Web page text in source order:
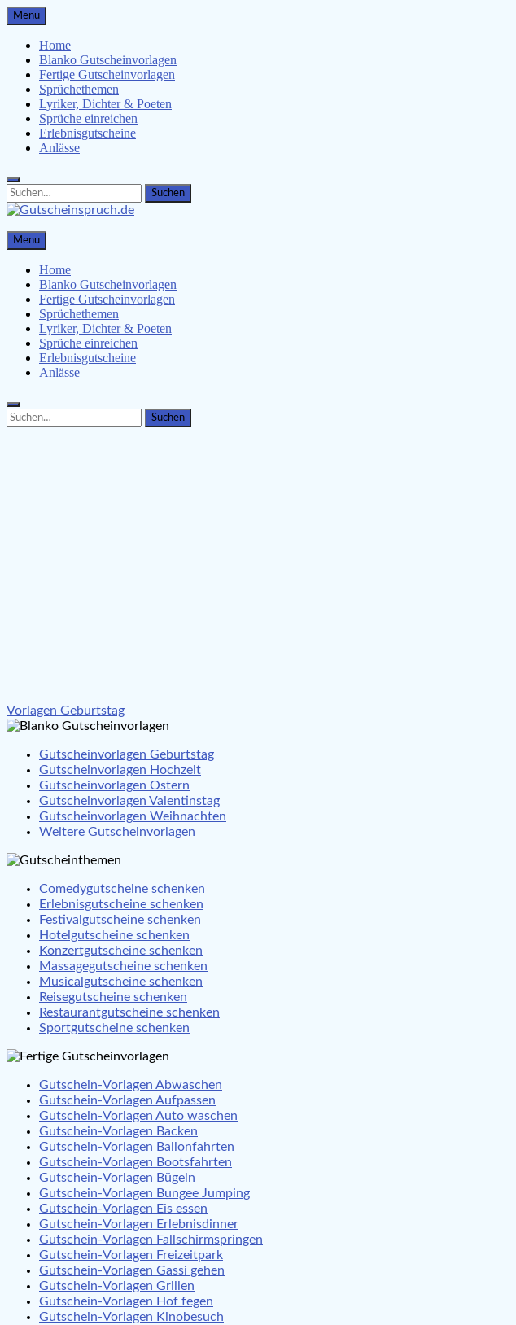
Skip
to
content
Menu
Home
Blanko Gutscheinvorlagen
Fertige Gutscheinvorlagen
Sprüchethemen
Lyriker, Dichter & Poeten
Sprüche einreichen
Erlebnisgutscheine
Anlässe
Search
for:
Search
Gutscheinspruch.de
Gutscheinsprüche & Gutscheinvorlagen finden
Menu
Home
Blanko Gutscheinvorlagen
Fertige Gutscheinvorlagen
Sprüchethemen
Lyriker, Dichter & Poeten
Sprüche einreichen
Erlebnisgutscheine
Anlässe
Search
for:
Search
Beitragsnavigation
Vorlagen Geburtstag
Gutscheinvorlagen Geburtstag
Gutscheinvorlagen Hochzeit
Gutscheinvorlagen Ostern
Gutscheinvorlagen Valentinstag
Gutscheinvorlagen Weihnachten
Weitere Gutscheinvorlagen
Comedygutscheine schenken
Erlebnisgutscheine schenken
Festivalgutscheine schenken
Hotelgutscheine schenken
Konzertgutscheine schenken
Massagegutscheine schenken
Musicalgutscheine schenken
Reisegutscheine schenken
Restaurantgutscheine schenken
Sportgutscheine schenken
Gutschein-Vorlagen Abwaschen
Gutschein-Vorlagen Aufpassen
Gutschein-Vorlagen Auto waschen
Gutschein-Vorlagen Backen
Gutschein-Vorlagen Ballonfahrten
Gutschein-Vorlagen Bootsfahrten
Gutschein-Vorlagen Bügeln
Gutschein-Vorlagen Bungee Jumping
Gutschein-Vorlagen Eis essen
Gutschein-Vorlagen Erlebnisdinner
Gutschein-Vorlagen Fallschirmspringen
Gutschein-Vorlagen Freizeitpark
Gutschein-Vorlagen Gassi gehen
Gutschein-Vorlagen Grillen
Gutschein-Vorlagen Hof fegen
Gutschein-Vorlagen Kinobesuch